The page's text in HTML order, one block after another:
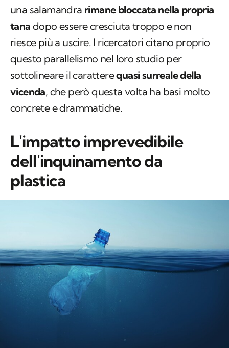
una salamandra rimane bloccata nella propria
tana dopo essere cresciuta troppo e non
riesce più a uscire. I ricercatori citano proprio
questo parallelismo nel loro studio per
sottolineare il caratterequasi surreale della
vicenda, che però questa volta ha basi molto
concrete e drammatiche.
L'impatto imprevedibile
dell'inquinamento da
plastica